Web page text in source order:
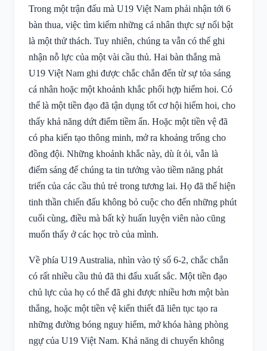
Trong một trận đấu mà U19 Việt Nam phải nhận tới 6
bàn thua, việc tìm kiếm những cá nhân thực sự nổi bật
là một thử thách. Tuy nhiên, chúng ta vẫn có thể ghi
nhận nỗ lực của một vài cầu thủ. Hai bàn thắng mà
U19 Việt Nam ghi được chắc chắn đến từ sự tỏa sáng
cá nhân hoặc một khoảnh khắc phối hợp hiếm hoi. Có
thể là một tiền đạo đã tận dụng tốt cơ hội hiếm hoi, cho
thấy khả năng dứt điểm tiềm ẩn. Hoặc một tiền vệ đã
có pha kiến tạo thông minh, mở ra khoảng trống cho
đồng đội. Những khoảnh khắc này, dù ít ỏi, vẫn là
điểm sáng để chúng ta tin tưởng vào tiềm năng phát
triển của các cầu thủ trẻ trong tương lai. Họ đã thể hiện
tinh thần chiến đấu không bỏ cuộc cho đến những phút
cuối cùng, điều mà bất kỳ huấn luyện viên nào cũng
muốn thấy ở các học trò của mình.
Về phía U19 Australia, nhìn vào tỷ số 6-2, chắc chắn
có rất nhiều cầu thủ đã thi đấu xuất sắc. Một tiền đạo
chủ lực của họ có thể đã ghi được nhiều hơn một bàn
thắng, hoặc một tiền vệ kiến thiết đã liên tục tạo ra
những đường bóng nguy hiểm, mở khóa hàng phòng
ngự của U19 Việt Nam. Khả năng di chuyển không